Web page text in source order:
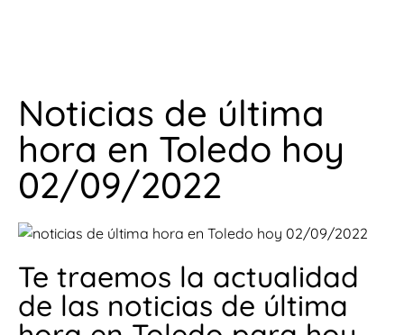
Noticias de última
hora en Toledo hoy
02/09/2022
Te traemos la actualidad
de las noticias de última